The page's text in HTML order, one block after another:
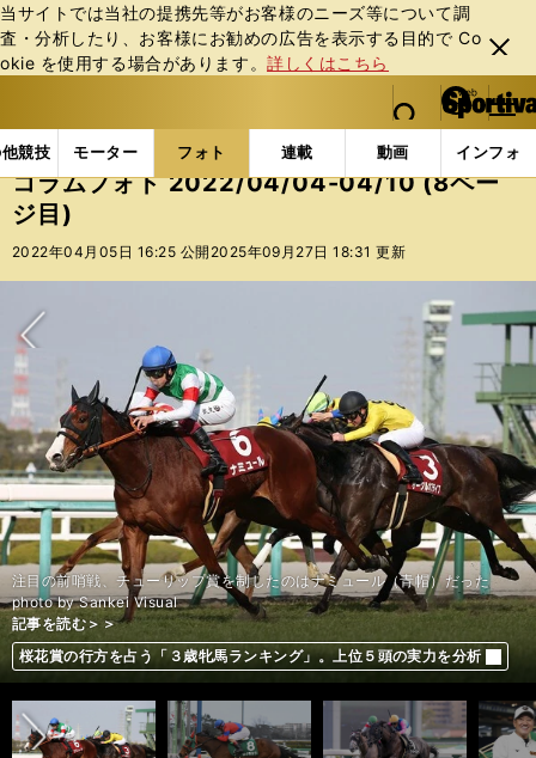
当サイトでは当社の提携先等がお客様のニーズ等について調
査・分析したり、お客様にお勧めの広告を表⽰する⽬的で Co
okie を使⽤する場合があります。詳しくはこちら
閉じ
る
web Sportiva (webスポルティーバ)
検索
マイペ
ー
ジ
メニュ
競技 モーター フォト 連載 動画 インフォ
b
ス
ポ
ル
バ
フォトギャラリー コラムフォト コラムフォト
コラムフォト 2022/04/04-04/10 (8ペー
ジ目)
2022年04月05日 16:25 公開 2025年09月27日 18:31 更新
次へ
記事を読む＞＞
原辰徳はジャイアンツきっての「再生屋」。初の監督就任から20年、冴
え渡るもうひとつの手腕
記事を読む＞＞
開幕投手のダルビッシュ有「もう投げられる準備はできている」。５年ぶ
りに「10勝の壁」を超えられるか
記事を読む＞＞
リネカーは言った「最後はドイツが勝つ」。日本がカタールＷ杯の初戦で
避けたかった、これだけの理由
記事を読む＞＞
補強ゼロで貧打に苦しむ古豪サンフレッチェ。ドイツ人監督が見出したス
トロングポイントは？
記事を読む＞＞
安藤勝己が徹底検証。桜花賞、オークスの行方がわかる「３歳牝馬番付」
記事を読む＞＞
桜花賞は末脚自慢の「３強」が有力も、乗り替わりがプラスに働く伏兵に
一発の可能性
記事を読む＞＞
ほのかが予想する桜花賞。本命は人気馬も、対抗は「負けず嫌い」と見た
穴馬
注目の前哨戦、チューリップ賞を制したのはナミュール（青帽）だった
photo by Sankei Visual
記事を読む＞＞
桜花賞の行方を占う「３歳牝馬ランキング」。上位５頭の実力を分析
記事を読む＞＞
桜花賞は父系・母系も「縁がある血」で本命を決める。前走で「２歳女
王」に先着した激走馬にも期待
記事を読む＞＞
桜花賞でも高配当炸裂か。穴党記者が推す阪神の荒れ馬場で浮上する伏兵
２頭
前へ